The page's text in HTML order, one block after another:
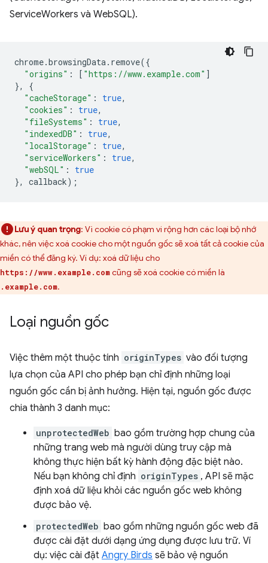
ServiceWorkers và WebSQL).
chrome.browsingData. remove({
"origins" : [ "https://www.example.com" ]
},
{
"cacheStorage" : true,
"cookies" : true,
"fileSystems" : true,
"indexedDB" : true,
"localStorage" : true,
"serviceWorkers" : true,
"webSQL" :
true
},
callback);
Lưu ý quan trọng: Vì cookie có phạm vi rộng hơn các loại bộ nhớ
khác, nên việc xoá cookie cho một nguồn gốc sẽ xoá tất cả cookie của
miền có thể đăng ký. Ví dụ: xoá dữ liệu cho
https://www.example.comcũng sẽ xoá cookie có miền là
.example.com.
Loại nguồn gốc
Việc thêm một thuộc tính originTypes vào đối tượng
lựa chọn của API cho phép bạn chỉ định những loại
nguồn gốc cần bị ảnh hưởng. Hiện tại, nguồn gốc được
chia thành 3 danh mục:
unprotectedWeb bao gồm trường hợp chung của
những trang web mà người dùng truy cập mà
không thực hiện bất kỳ hành động đặc biệt nào.
Nếu bạn không chỉ định originTypes , API sẽ mặc
định xoá dữ liệu khỏi các nguồn gốc web không
được bảo vệ.
protectedWeb bao gồm những nguồn gốc web đã
được cài đặt dưới dạng ứng dụng được lưu trữ. Ví
dụ: việc cài đặt Angry Birds sẽ bảo vệ nguồn